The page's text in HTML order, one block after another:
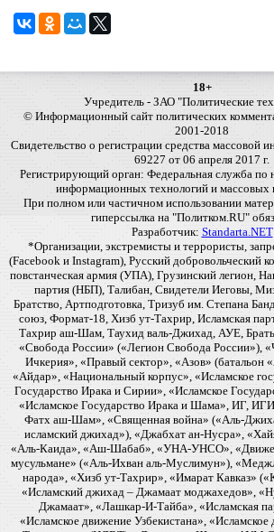
18+
Учредитель - ЗАО "Политические
© Информационный сайт политических
2001-2018
Свидетельство о регистрации средства
69227 от 06 апреля 2017 г.
Регистрирующий орган: Федеральная служба по
информационных технологий и массовых
При полном или частичном использовании
гиперссылка на "Политком.RU"
Разработчик: Standarta.NET
*Организации, экстремисты и террористы,
(Facebook и Instagram), Русский добровольческий
повстанческая армия (УПА), Грузинский легион,
партия (НБП), Талибан, Свидетели Иеговы,
Братство, Артподготовка, Тризуб им. Степана
союз, Формат-18, Хизб ут-Тахрир, Исламская
Тахрир аш-Шам, Таухид валь-Джихад, АУЕ,
«Свобода России» («Легион Свобода России»),
Ичкерия», «Правый сектор», «Азов» (батальон
«Айдар», «Национальный корпус», «Исламское
Государство Ирака и Сирии», «Исламское
«Исламское Государство Ирака и Шама», ИГ,
Фатх аш-Шам», «Священная война» («Аль-
исламский джихад»), «Джабхат ан-Нусра»,
«Аль-Каида», «Аш-Шабаб», «УНА-УНСО»,
мусульмане» («Аль-Ихван аль-Муслимун»),
народа», «Хизб ут-Тахрир», «Имарат Кавказ»
«Исламский джихад – Джамаат моджахедов»,
Джамаат», «Лашкар-И-Тайба», «Исламская
«Исламское движение Узбекистана»,